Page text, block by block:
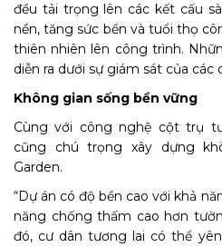
đều tải trọng lên các kết cấu
nền, tăng sức bền và tuổi thọ
thiên nhiên lên công trình.
diễn ra dưới sự giám sát của các
Không gian sống bền vững
Cùng với công nghệ cột trụ
cũng chú trọng xây dựng
Garden.
“Dự án có độ bền cao với khả
năng chống thấm cao hơn
đó, cư dân tương lai có thể